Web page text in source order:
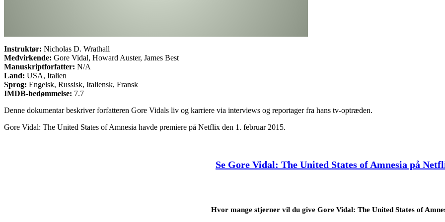
Instruktør: Nicholas D. Wrathall
Medvirkende: Gore Vidal, Howard Auster, James Best
Manuskriptforfatter: N/A
Land: USA, Italien
Sprog: Engelsk, Russisk, Italiensk, Fransk
IMDB-bedømmelse: 7.7
Denne dokumentar beskriver forfatteren Gore Vidals liv og karriere via interviews og reportager fra hans tv-optræden.
Gore Vidal: The United States of Amnesia havde premiere på Netflix den 1. februar 2015.
Se Gore Vidal: The United States of Amnesia på
Hvor mange stjerner vil du give Gore Vidal: The United States of